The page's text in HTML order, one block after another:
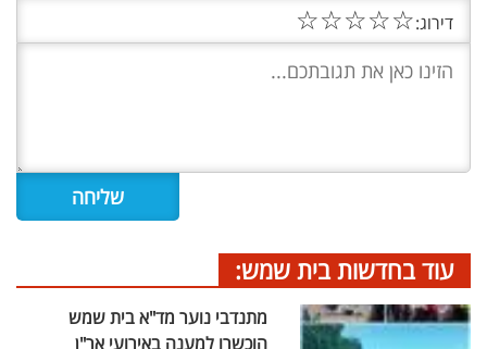
דירוג:☆
☆
☆
☆
☆
עוד בחדשות בית שמש:
מתנדבי נוער מד"א בית שמש
הוכשרו למענה באירועי אר"ן